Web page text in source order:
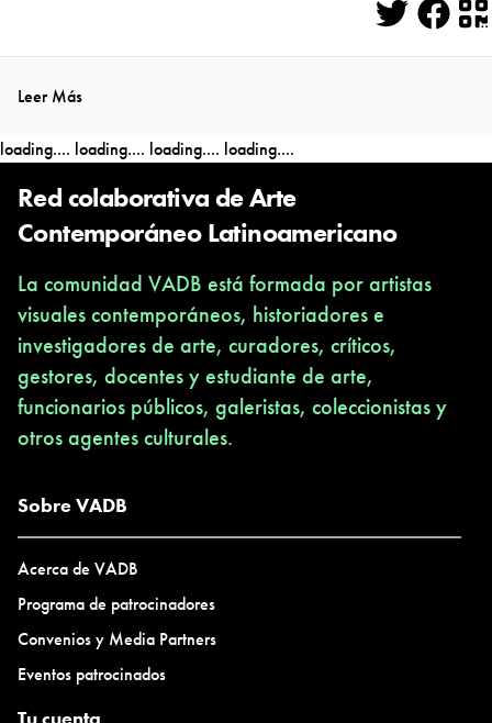
Twitter
Leer Más
loading.... loading.... loading.... loading....
Red colaborativa de Arte
Contemporáneo Latinoamericano
La comunidad VADB está formada por artistas
visuales contemporáneos, historiadores e
investigadores de arte, curadores, críticos,
gestores, docentes y estudiante de arte,
funcionarios públicos, galeristas, coleccionistas y
otros agentes culturales.
Sobre VADB
Acerca de VADB
Programa de patrocinadores
Convenios y Media Partners
Eventos patrocinados